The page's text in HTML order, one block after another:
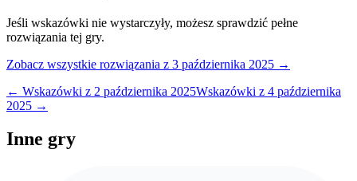
Jeśli wskazówki nie wystarczyły, możesz sprawdzić pełne
rozwiązania tej gry.
Zobacz wszystkie rozwiązania z 3 października 2025 →
← Wskazówki z 2 października 2025Wskazówki z 4 października
2025 →
Inne gry